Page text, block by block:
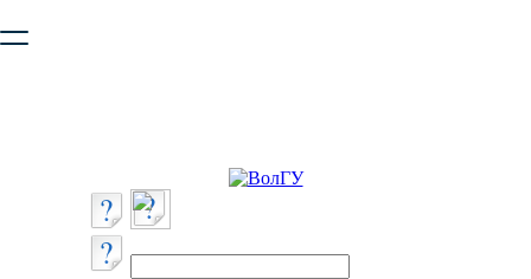
безопасную работу с сайтом. Пожалуйста